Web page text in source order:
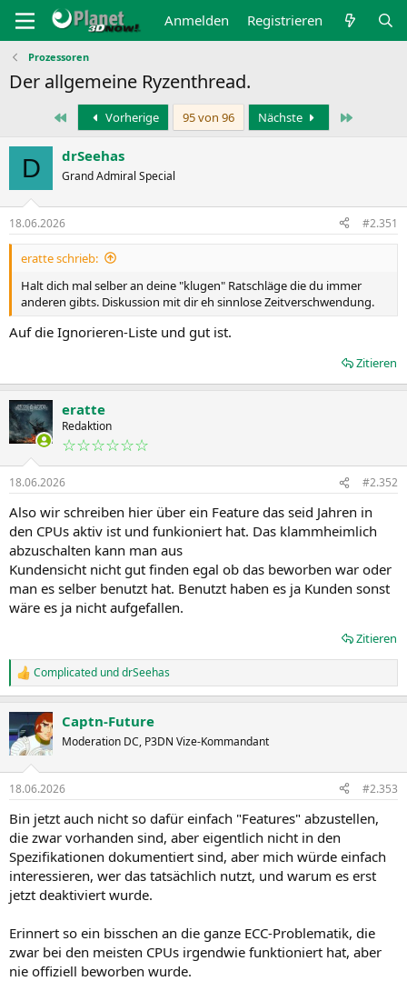
Anmelden Registrieren
Prozessoren
Der allgemeine Ryzenthread.
Erste Vorherige 95 von 96 Nächste
D drSeehas
Grand Admiral Special
18.06.2026 #2.351
eratte schrieb:
Halt dich mal selber an deine "klugen" Ratschläge die du immer
anderen gibts. Diskussion mit dir eh sinnlose Zeitverschwendung.
Auf die Ignorieren-Liste und gut ist.
Zitieren
eratte
Redaktion
☆☆☆☆☆☆
18.06.2026 #2.352
Also wir schreiben hier über ein Feature das seid Jahren in
den CPUs aktiv ist und funkioniert hat. Das klammheimlich
abzuschalten kann man aus
Kundensicht nicht gut finden egal ob das beworben war oder
man es selber benutzt hat. Benutzt haben es ja Kunden sonst
wäre es ja nicht aufgefallen.
Zitieren
R
e
k
t
i
e
:
Complicated unddrSeehas
Captn-Future
Moderation DC, P3DN Vize-Kommandant
18.06.2026 #2.353
Bin jetzt auch nicht so dafür einfach "Features" abzustellen,
die zwar vorhanden sind, aber eigentlich nicht in den
Spezifikationen dokumentiert sind, aber mich würde einfach
interessieren, wer das tatsächlich nutzt, und warum es erst
jetzt deaktiviert wurde.
Erinnert so ein bisschen an die ganze ECC-Problematik, die
zwar bei den meisten CPUs irgendwie funktioniert hat, aber
nie offiziell beworben wurde.